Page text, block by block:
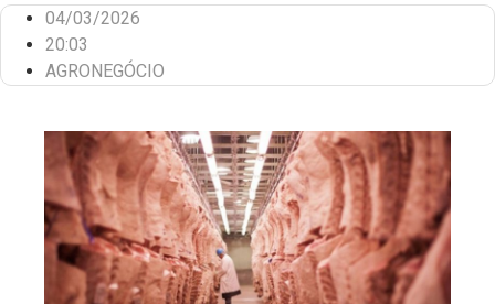
04/03/2026
20:03
AGRONEGÓCIO